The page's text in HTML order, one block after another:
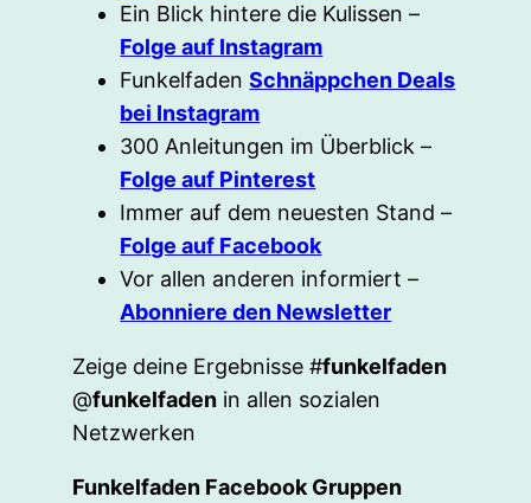
Ein Blick hintere die Kulissen –
Folge auf Instagram
FunkelfadenSchnäppchen Deals
bei Instagram
300 Anleitungen im Überblick –
Folge auf Pinterest
Immer auf dem neuesten Stand –
Folge auf Facebook
Vor allen anderen informiert –
Abonniere den Newsletter
Zeige deine Ergebnisse #funkelfaden
@funkelfaden in allen sozialen
Netzwerken
Funkelfaden Facebook Gruppen